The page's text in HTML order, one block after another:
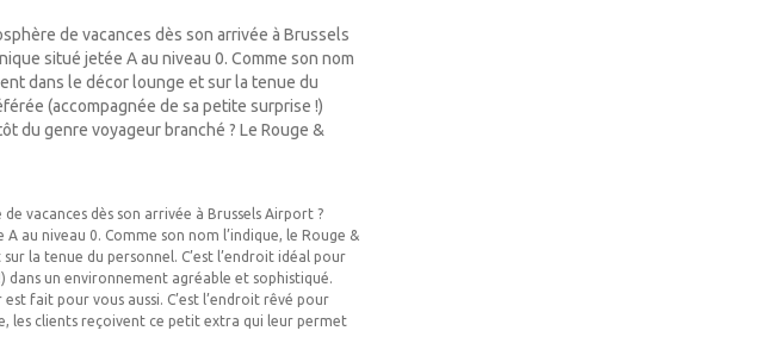
de vacances dès son arrivée à Brussels
situé jetée A au niveau 0. Comme son nom
dans le décor lounge et sur la tenue du
(accompagnée de sa petite surprise !)
du genre voyageur branché ? Le Rouge &
vacances dès son arrivée à Brussels Airport ?
au niveau 0. Comme son nom l’indique, le Rouge &
la tenue du personnel. C’est l’endroit idéal pour
un environnement agréable et sophistiqué.
fait pour vous aussi. C’est l’endroit rêvé pour
les clients reçoivent ce petit extra qui leur permet